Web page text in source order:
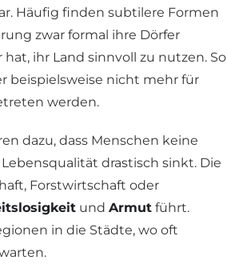
Häufig finden subtilere Formen
zwar formal ihre Dörfer
ihr Land sinnvoll zu nutzen. So
beispielsweise nicht mehr für
werden.
dazu, dass Menschen keine
drastisch sinkt. Die
Forstwirtschaft oder
und Armut führt.
in die Städte, wo oft